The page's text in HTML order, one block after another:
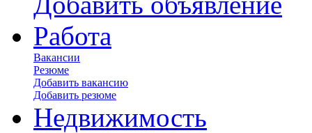
Работа
Вакансии
Резюме
Добавить вакансию
Добавить резюме
Недвижимость